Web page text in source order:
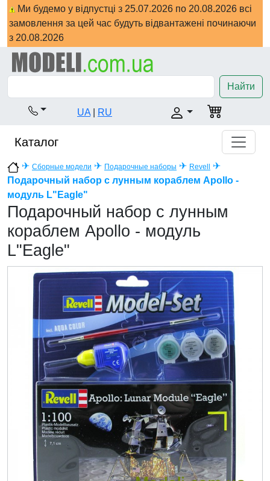
Ми будемо у відпустці з 25.07.2026 по 20.08.2026 всі
замовлення за цей час будуть відвантажені починаючи
з 20.08.2026
Найти
UA RU
Каталог
✈ Сборные модели ✈ Подарочные наборы ✈ Revell
✈
Подарочный набор с лунным кораблем Apollo -
модуль L"Eagle"
Подарочный набор с лунным
кораблем Apollo - модуль
L"Eagle"